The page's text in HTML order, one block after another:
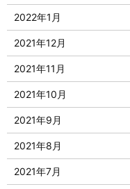
2022年1月
2021年12月
2021年11月
2021年10月
2021年9月
2021年8月
2021年7月